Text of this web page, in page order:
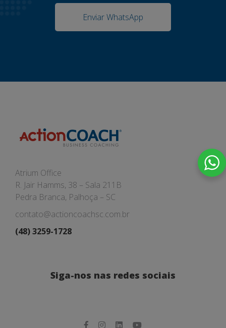
Enviar WhatsApp
Atrium Office
R. Jair Hamms, 38 – Sala 211B
Pedra Branca, Palhoça – SC
contato@actioncoachsc.com.br
(48) 3259-1728
Siga-nos nas redes sociais